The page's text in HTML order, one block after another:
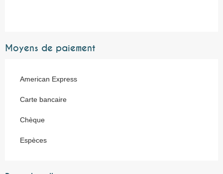
Moyens de paiement
American Express
Carte bancaire
Chèque
Espèces